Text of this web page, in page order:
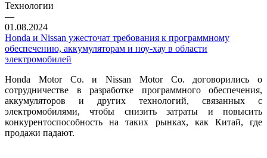
Технологии
—
01.08.2024
Honda и Nissan ужесточат требования к программному
обеспечению, аккумуляторам и ноу-хау в области
электромобилей
Honda Motor Co. и Nissan Motor Co. договорились о
сотрудничестве в разработке программного обеспечения,
аккумуляторов и других технологий, связанных с
электромобилями, чтобы снизить затраты и повысить
конкурентоспособность на таких рынках, как Китай, где
продажи падают.